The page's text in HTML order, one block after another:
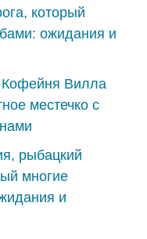
который
ожидания и
Кофейня Вилла
местечко с
рыбацкий
многие
и